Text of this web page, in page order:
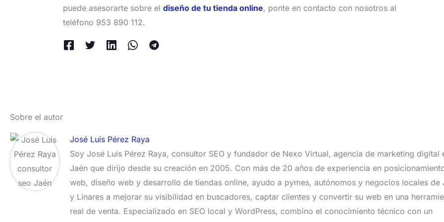
puede asesorarte sobre el diseño de tu tienda online, ponte en contacto con nosotros al
teléfono 953 890 112.
Sobre el autor
José Luis Pérez Raya
Soy José Luis Pérez Raya, consultor SEO y fundador de Nexo Virtual, agencia de marketing digital
Jaén que dirijo desde su creación en 2005. Con más de 20 años de experiencia en
web, diseño web y desarrollo de tiendas online, ayudo a pymes, autónomos y negocios locales de
y Linares a mejorar su visibilidad en buscadores, captar clientes y convertir su web en una
real de venta. Especializado en SEO local y WordPress, combino el conocimiento técnico con un